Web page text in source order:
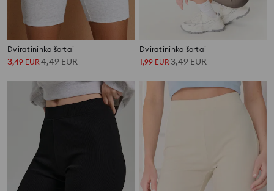
Dviratininko šortai
3,49 EUR 4,49EUR
Dviratininko šortai
1,99 EUR 3,49EUR